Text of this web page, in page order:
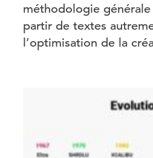
méthodologie
partir de textes
l’optimisation de la